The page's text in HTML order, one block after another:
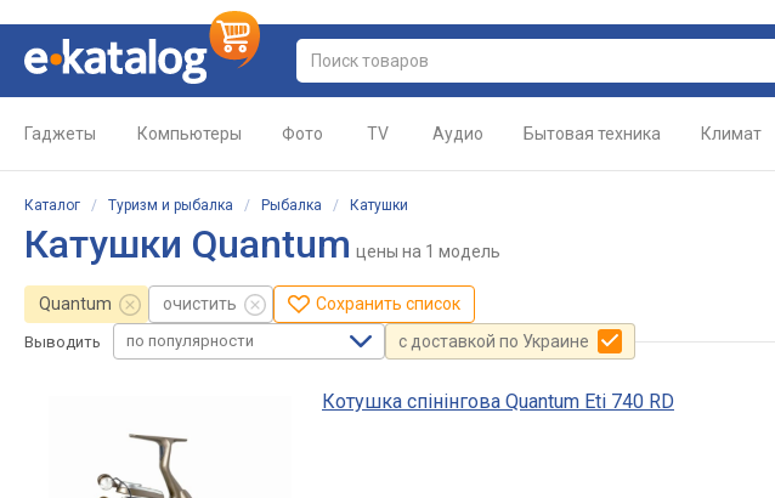
Гаджеты Компьютеры Фото TV Аудио Бытовая техника Климат
Каталог / Туризм и рыбалка / Рыбалка / Катушки
Катушки Quantum цены на 1 модель
Quantum очистить Сохранить список
Выводить по популярности с доставкой по Украине
Котушка спінінгова Quantum Eti 740 RD